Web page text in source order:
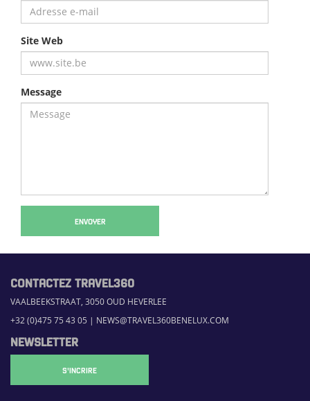
Site Web
Message
ENVOYER
CONTACTEZ TRAVEL360
VAALBEEKSTRAAT, 3050 OUD HEVERLEE
+32 (0)475 75 43 05 | NEWS@TRAVEL360BENELUX.COM
NEWSLETTER
S'INCRIRE